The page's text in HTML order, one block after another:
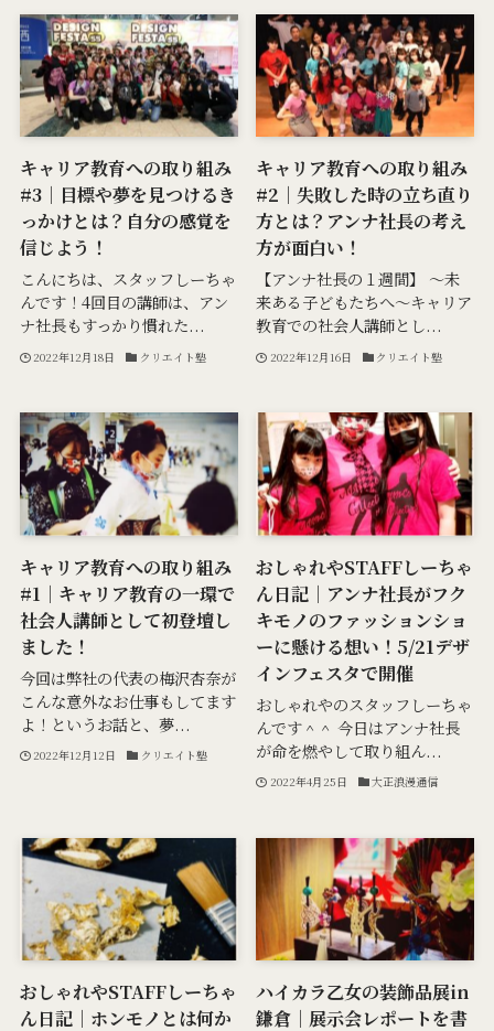
キャリア教育への取り組み
#3｜目標や夢を見つけるき
っかけとは？自分の感覚を
信じよう！
こんにちは、スタッフしーちゃ
んです！4回目の講師は、アン
ナ社長もすっかり慣れた...
2022年12月18日 クリエイト塾
キャリア教育への取り組み
#2｜失敗した時の立ち直り
方とは？アンナ社長の考え
方が面白い！
【アンナ社長の１週間】 ～未
来ある子どもたちへ～キャリア
教育での社会人講師とし...
2022年12月16日 クリエイト塾
キャリア教育への取り組み
#1｜キャリア教育の一環で
社会人講師として初登壇し
ました！
今回は弊社の代表の梅沢杏奈が
こんな意外なお仕事もしてます
よ！というお話と、夢...
2022年12月12日 クリエイト塾
おしゃれやSTAFFしーちゃ
ん日記｜アンナ社長がフク
キモノのファッションショ
ーに懸ける想い！5/21デザ
インフェスタで開催
おしゃれやのスタッフしーちゃ
んです＾＾ 今日はアンナ社長
が命を燃やして取り組ん...
2022年4月25日 大正浪漫通信
おしゃれやSTAFFしーちゃ
ん日記｜ホンモノとは何か
ハイカラ乙女の装飾品展in
鎌倉｜展示会レポートを書